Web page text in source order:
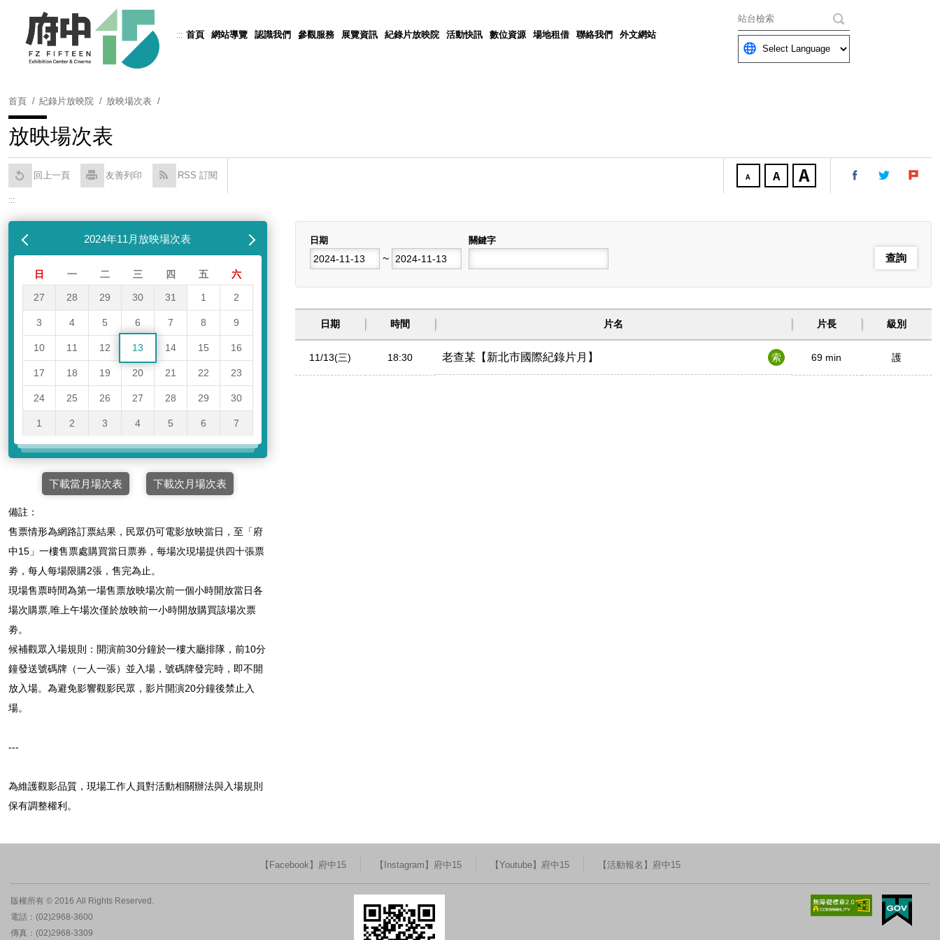
::: 首頁 網站導覽 認識我們 參觀服務 展覽資訊 紀錄片放映院 活動快訊 數位資源 場地租借 聯絡我們 外文網站
關鍵字
Powered by Translate
首頁 紀錄片放映院 放映場次表
放映場次表
回上一頁 友善列印 RSS 訂閱
:::
2024年11月放映場次表
日 一 二 三 四 五 六
27 28 29 30 31 1 2
3 4 5 6 7 8 9
10 11 12 13 14 15 16
17 18 19 20 21 22 23
24 25 26 27 28 29 30
1 2 3 4 5 6 7
下載當月場次表 下載次月場次表
備註：
售票情形為網路訂票結果，民眾仍可電影放映當日，至「府
中15」一樓售票處購買當日票券，每場次現場提供四十張票
劵，每人每場限購2張，售完為止。
現場售票時間為第一場售票放映場次前一個小時開放當日各
場次購票,唯上午場次僅於放映前一小時開放購買該場次票
劵。
候補觀眾入場規則：開演前30分鐘於一樓大廳排隊，前10分
鐘發送號碼牌（一人一張）並入場，號碼牌發完時，即不開
放入場。為避免影響觀影民眾，影片開演20分鐘後禁止入
場。
---
為維護觀影品質，現場工作人員對活動相關辦法與入場規則
保有調整權利。
日期
開始日期
~
關鍵字
日期 時間 片名 片長 級別
11/13(三) 18:30 老查某【新北市國際紀錄片月】 索 69 min 護
【Facebook】府中15 【Instagram】府中15 【Youtube】府中15 【活動報名】府中15
版權所有 © 2016 All Rights Reserved.
電話：(02)2968-3600
傳真：(02)2968-3309